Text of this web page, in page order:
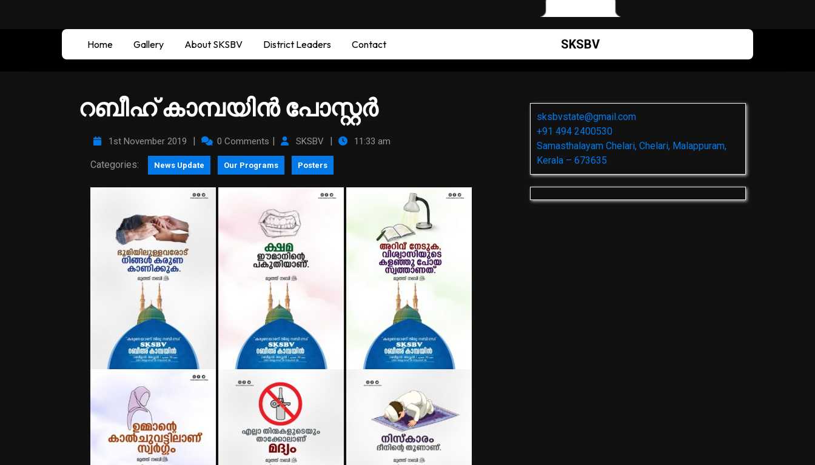
Home Gallery About SKSBV District Leaders Contact SKSBV
റബീഹ് കാമ്പയിന്‍ പോസ്റ്റര്‍
1st November 2019 | 0 Comments | SKSBV | 11:33 am
Categories: News Update Our Programs Posters
sksbvstate@gmail.com
+91 494 2400530
Samasthalayam Chelari, Chelari, Malappuram,
Kerala – 673635